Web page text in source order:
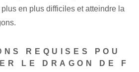
en plus difficiles et atteindre la
REQUISES POU
LE DRAGON DE F